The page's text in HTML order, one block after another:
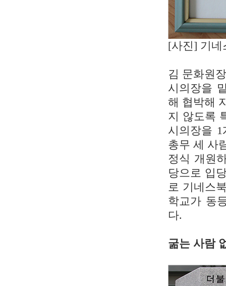
[사진] 기네
김 문화원
시의장을
해 협박해
지 않도록
시의장을
총무 세 사
정식 개원
당으로 입
로 기네스
학교가 동
다.
굶는 사람